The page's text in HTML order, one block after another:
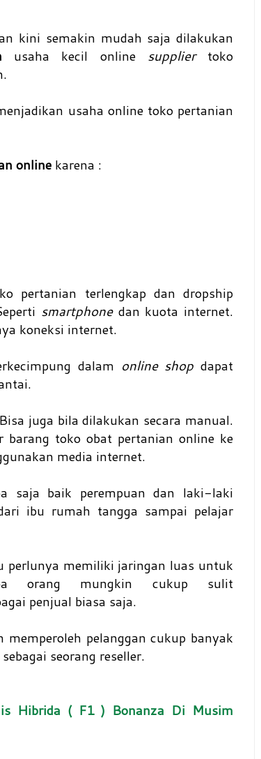
kini semakin mudah saja dilakukan
usaha kecil online supplier toko
usaha online toko pertanian
online karena :
pertanian terlengkap dan dropship
smartphonedan kuota internet.
koneksi internet.
dalam online shop dapat
juga bila dilakukan secara manual.
barang toko obat pertanian online ke
media internet.
saja baik perempuan dan laki-laki
ibu rumah tangga sampai pelajar
perlunya memiliki jaringan luas untuk
orang mungkin cukup sulit
penjual biasa saja.
pelanggan cukup banyak
seorang reseller.
Hibrida ( F1 ) Bonanza Di Musim